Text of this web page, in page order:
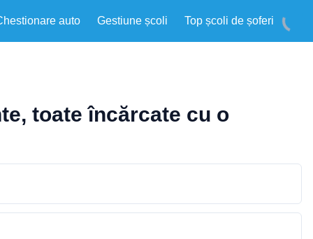
auto Gestiune școli Top școli de șoferi
toate încărcate cu o